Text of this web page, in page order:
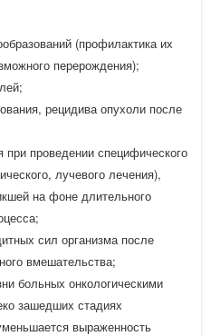
(профилактика их
перерождения);
рецидива опухоли после
при проведении специфического
лучевого лечения),
на фоне длительного
сил организма после
вмешательства;
больных онкологическими
зашедших стадиях
выраженность